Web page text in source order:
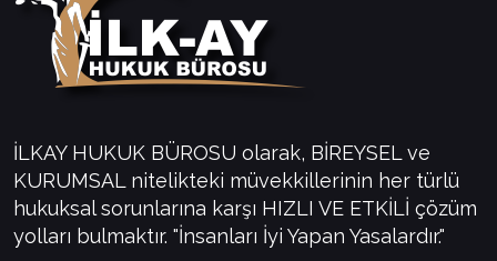
İLKAY HUKUK BÜROSU olarak, BİREYSEL ve
KURUMSAL nitelikteki müvekkillerinin her türlü
hukuksal sorunlarına karşı HIZLI VE ETKİLİ çözüm
yolları bulmaktır. "İnsanları İyi Yapan Yasalardır."